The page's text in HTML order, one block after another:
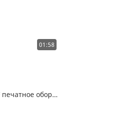
чернил DTF #Белые чернила DTF
01:58
оборудование
раствора